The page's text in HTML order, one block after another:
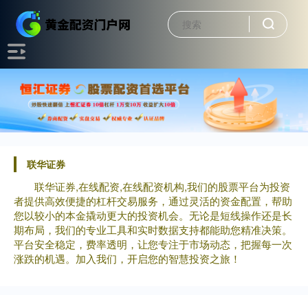
联华证券
联华证券,在线配资,在线配资机构,我们的股票平台为投资
者提供高效便捷的杠杆交易服务，通过灵活的资金配置，帮助
您以较小的本金撬动更大的投资机会。无论是短线操作还是长
期布局，我们的专业工具和实时数据支持都能助您精准决策。
平台安全稳定，费率透明，让您专注于市场动态，把握每一次
涨跌的机遇。加入我们，开启您的智慧投资之旅！